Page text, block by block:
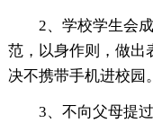
2、学校学生会
范，以身作则，做出
决不携带手机进校园。
3、不向父母提